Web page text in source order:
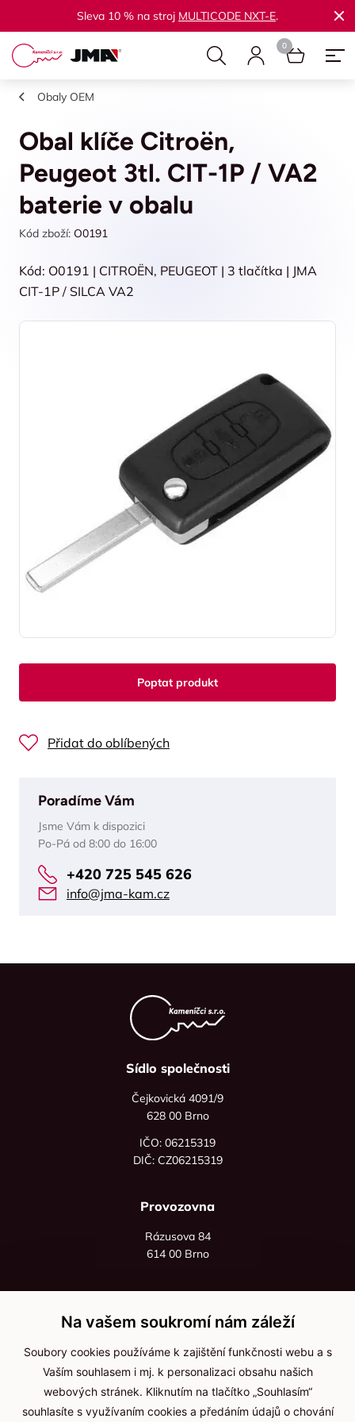
Sleva 10 % na stroj MULTICODE NXT-E.
Obaly OEM
Obal klíče Citroën,
Peugeot 3tl. CIT-1P / VA2
baterie v obalu
Kód zboží: O0191
Kód: O0191 | CITROËN, PEUGEOT | 3 tlačítka | JMA
CIT-1P / SILCA VA2
Poptat produkt
Přidat do oblíbených
Poradíme Vám
Jsme Vám k dispozici
Po-Pá od 8:00 do 16:00
+420 725 545 626
info@jma-kam.cz
Sídlo společnosti
Čejkovická 4091/9
628 00 Brno
IČO: 06215319
DIČ: CZ06215319
Provozovna
Rázusova 84
614 00 Brno
+420 736 535 066
Po - pá: 8:00 - 16:00
info@jma-kam.cz
Na vašem soukromí nám záleží
Soubory cookies používáme k zajištění funkčnosti webu a s
Vaším souhlasem i mj. k personalizaci obsahu našich
webových stránek. Kliknutím na tlačítko „Souhlasím“
souhlasíte s využívaním cookies a předáním údajů o chování